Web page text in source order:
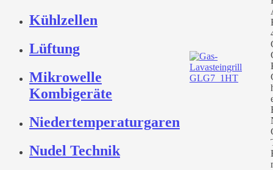
Kühlzellen
Lüftung
Mikrowelle
Kombigeräte
Niedertemperaturgaren
Nudel Technik